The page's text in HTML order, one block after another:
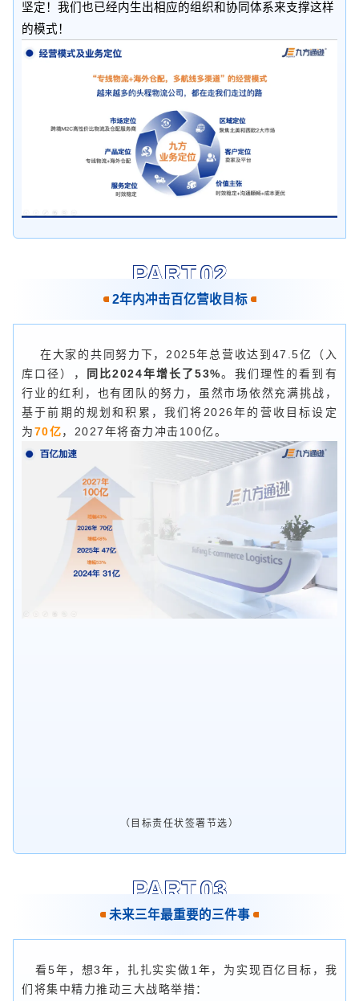
坚定！我们也已经内生出相应的组织和协同体系来支撑这样
的模式！
PART.02
2年内冲击百亿营收目标
在大家的共同努力下，2025年总营收达到47.5亿（入
库口径），
同比2024年增长了53%。我们理性的看到有
行业的红利，也有团队的努力，虽然市场依然充满挑战，
基于前期的规划和积累，我们将2026年的营收目标设定
为70亿，2027年将奋力冲击100亿。
（目标责任状签署节选）
PART.03
未来三年最重要的三件事
看5年，想3年，扎扎实实做1年，为实现百亿目标，我
们将集中精力推动三大战略举措：